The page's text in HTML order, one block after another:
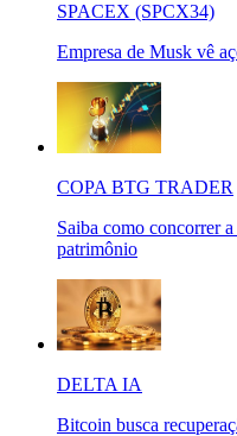
SPACEX (SPCX34)
Empresa de Musk vê
COPA BTG TRADER
Saiba como concorrer
patrimônio
DELTA IA
Bitcoin busca